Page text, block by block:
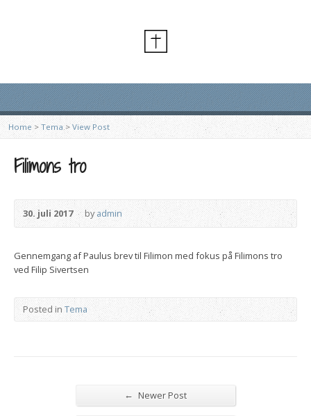
Home > Tema>View Post
Filimons tro
30. juli 2017 byadmin
Gennemgang af Paulus brev til Filimon med fokus på Filimons tro
ved Filip Sivertsen
Posted in Tema
← Newer Post